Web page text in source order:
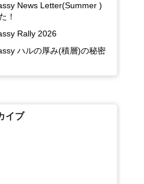
News Letter(Summer )
！
Rally 2026
ハルの厚み(積層)の秘密
イブ